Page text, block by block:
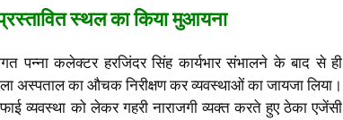
स्थल का किया मुआयना
पन्ना कलेक्टर हरजिंदर सिंह कार्यभार संभालने के बाद से ही
अस्पताल का औचक निरीक्षण कर व्यवस्थाओं का जायजा लिया।
व्यवस्था को लेकर गहरी नाराजगी व्यक्त करते हुए ठेका एजेंसी